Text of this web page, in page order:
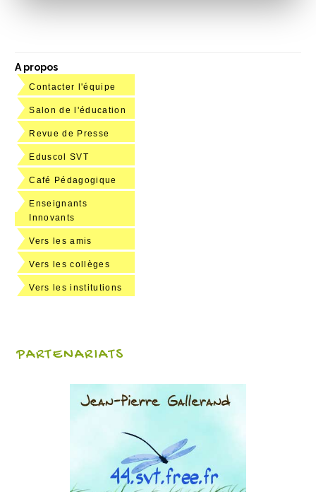
A propos
Contacter l'équipe
Salon de l'éducation
Revue de Presse
Eduscol SVT
Café Pédagogique
Enseignants
Innovants
Vers les amis
Vers les collèges
Vers les institutions
PARTENARIATS